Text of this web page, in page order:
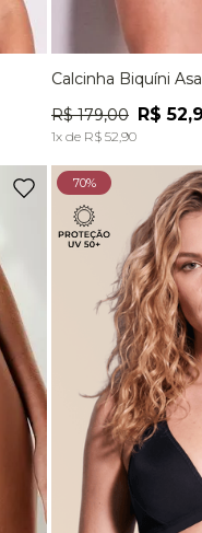
P
Calcinha Biquíni
R$ 179,00 R$ 52,
1x de R$ 52,90
70%